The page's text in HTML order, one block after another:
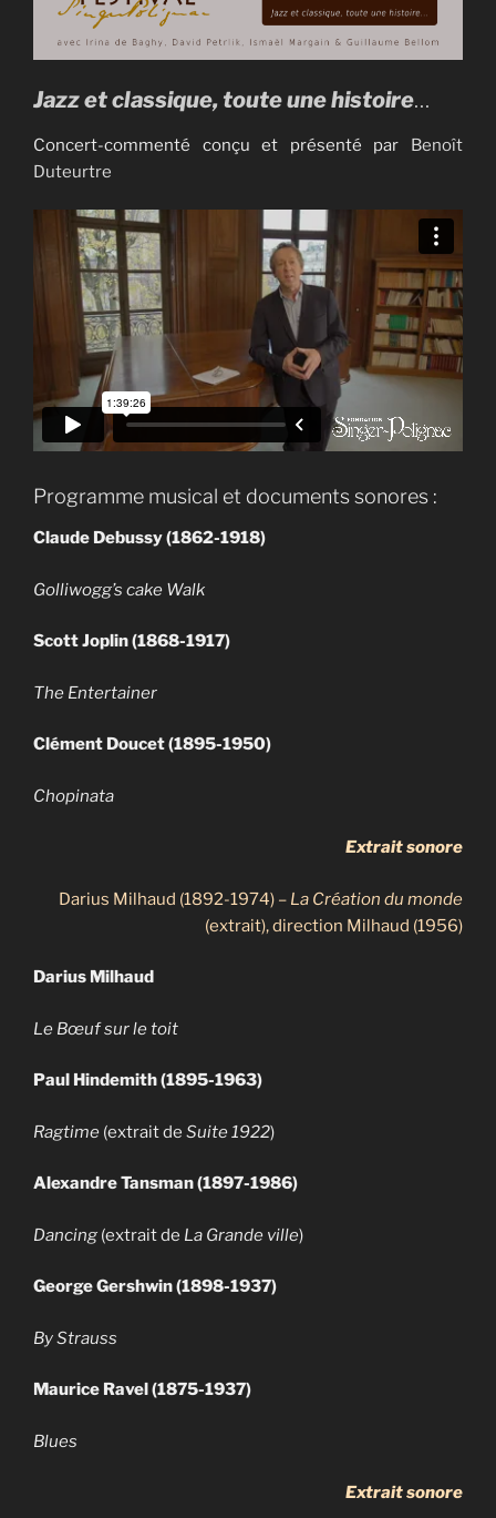
Jazz et classique, toute une histoire…
Concert-commenté conçu et présenté par Benoît
Duteurtre
Programme musical et documents sonores :
Claude Debussy (1862-1918)
Golliwogg’s cake Walk
Scott Joplin (1868-1917)
The Entertainer
Clément Doucet (1895-1950)
Chopinata
Extrait sonore
Darius Milhaud (1892-1974) – La Création du monde
(extrait), direction Milhaud (1956)
Darius Milhaud
Le Bœuf sur le toit
Paul Hindemith (1895-1963)
Ragtime (extrait de Suite 1922)
Alexandre Tansman (1897-1986)
Dancing (extrait de La Grande ville)
George Gershwin (1898-1937)
By Strauss
Maurice Ravel (1875-1937)
Blues
Extrait sonore